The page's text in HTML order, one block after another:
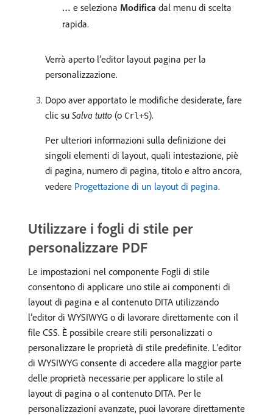
… e seleziona Modifica dal menu di scelta
rapida.
Verrà aperto l’editor layout pagina per la
personalizzazione.
Dopo aver apportato le modifiche desiderate, fare
clic su Salva tutto (o Crl+S).
Per ulteriori informazioni sulla definizione dei
singoli elementi di layout, quali intestazione, piè
di pagina, numero di pagina, titolo e altro ancora,
vedere Progettazione di un layout di pagina.
Utilizzare i fogli di stile per
personalizzare PDF
Le impostazioni nel componente Fogli di stile
consentono di applicare uno stile ai componenti di
layout di pagina e al contenuto DITA utilizzando
l’editor di WYSIWYG o di lavorare direttamente con il
file CSS. È possibile creare stili personalizzati o
personalizzare le proprietà di stile predefinite. L’editor
di WYSIWYG consente di accedere alla maggior parte
delle proprietà necessarie per applicare lo stile al
layout di pagina o al contenuto DITA. Per le
personalizzazioni avanzate, puoi lavorare direttamente